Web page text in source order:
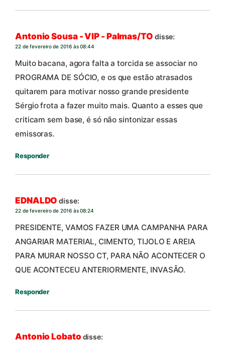
Antonio Sousa - VIP - Palmas/TO disse:
22 de fevereiro de 2016 às 08:44
Muito bacana, agora falta a torcida se associar no
PROGRAMA DE SÓCIO, e os que estão atrasados
quitarem para motivar nosso grande presidente
Sérgio frota a fazer muito mais. Quanto a esses que
criticam sem base, é só não sintonizar essas
emissoras.
Responder
EDNALDO disse:
22 de fevereiro de 2016 às 08:24
PRESIDENTE, VAMOS FAZER UMA CAMPANHA PARA
ANGARIAR MATERIAL, CIMENTO, TIJOLO E AREIA
PARA MURAR NOSSO CT, PARA NÃO ACONTECER O
QUE ACONTECEU ANTERIORMENTE, INVASÃO.
Responder
Antonio Lobato disse: